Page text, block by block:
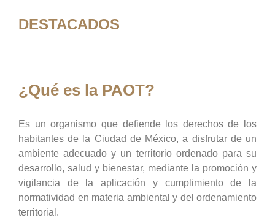
DESTACADOS
¿Qué es la PAOT?
Es un organismo que defiende los derechos de los
habitantes de la Ciudad de México, a disfrutar de un
ambiente adecuado y un territorio ordenado para su
desarrollo, salud y bienestar, mediante la promoción y
vigilancia de la aplicación y cumplimiento de la
normatividad en materia ambiental y del ordenamiento
territorial.